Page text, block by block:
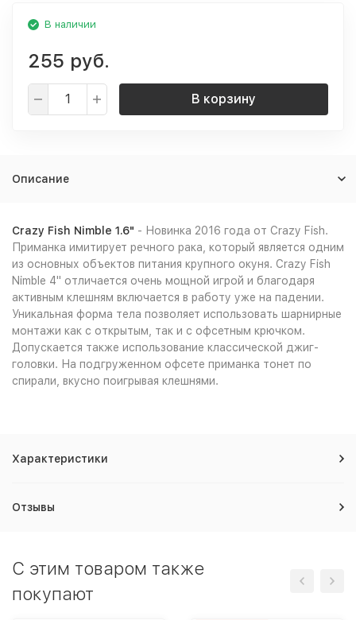
В наличии
255 руб.
В корзину
Описание
Crazy Fish Nimble 1.6" - Новинка 2016 года от Crazy Fish.
Приманка имитирует речного рака, который является одним
из основных объектов питания крупного окуня. Crazy Fish
Nimble 4" отличается очень мощной игрой и благодаря
активным клешням включается в работу уже на падении.
Уникальная форма тела позволяет использовать шарнирные
монтажи как с открытым, так и с офсетным крючком.
Допускается также использование классической джиг-
головки. На подгруженном офсете приманка тонет по
спирали, вкусно поигрывая клешнями.
Характеристики
Отзывы
C этим товаром также
покупают